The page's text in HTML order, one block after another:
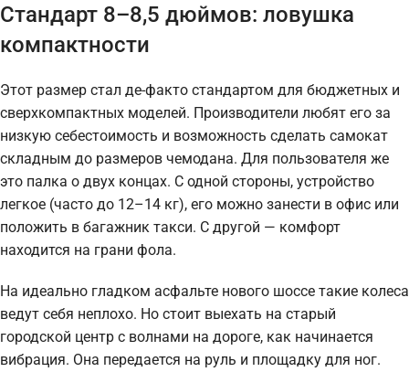
Стандарт 8–8,5 дюймов: ловушка
компактности
Этот размер стал де-факто стандартом для бюджетных и
сверхкомпактных моделей. Производители любят его за
низкую себестоимость и возможность сделать самокат
складным до размеров чемодана. Для пользователя же
это палка о двух концах. С одной стороны, устройство
легкое (часто до 12–14 кг), его можно занести в офис или
положить в багажник такси. С другой — комфорт
находится на грани фола.
На идеально гладком асфальте нового шоссе такие колеса
ведут себя неплохо. Но стоит выехать на старый
городской центр с волнами на дороге, как начинается
вибрация. Она передается на руль и площадку для ног.